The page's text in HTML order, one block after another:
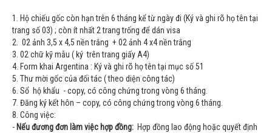
1. Hộ chiếu gốc còn hạn trên 6 tháng kể từ ngày đi (Ký và ghi rõ họ tên tại
trang số 03) ; còn ít nhất 2 trang trống để dán visa
2. 02 ảnh 3,5 x 4,5 nền trắng + 02 ảnh 4 x4 nền trắng
3. 02 chữ kỹ mẫu ( ký trên trang giấy A4)
4. Form khai Argentina : Ký và ghi rõ họ tên tại mục số 51
5. Thư mời gốc của đối tác ( theo diện công tác)
6. Sổ hộ khẩu - copy, có công chứng trong vòng 6 tháng.
7. Đăng ký kết hôn – copy, có công chứng trong vòng 6 tháng.
8. Công việc:
- Nếu đương đơn làm việc hợp đồng: Hợp đồng lao động hoặc quyết định